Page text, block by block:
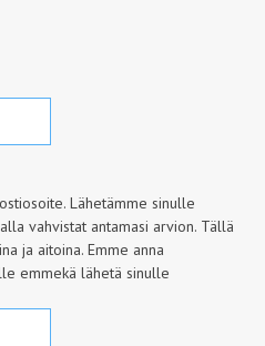
Lähetämme sinulle
vahvistat antamasi arvion. Tällä
ja aitoina. Emme anna
emmekä lähetä sinulle